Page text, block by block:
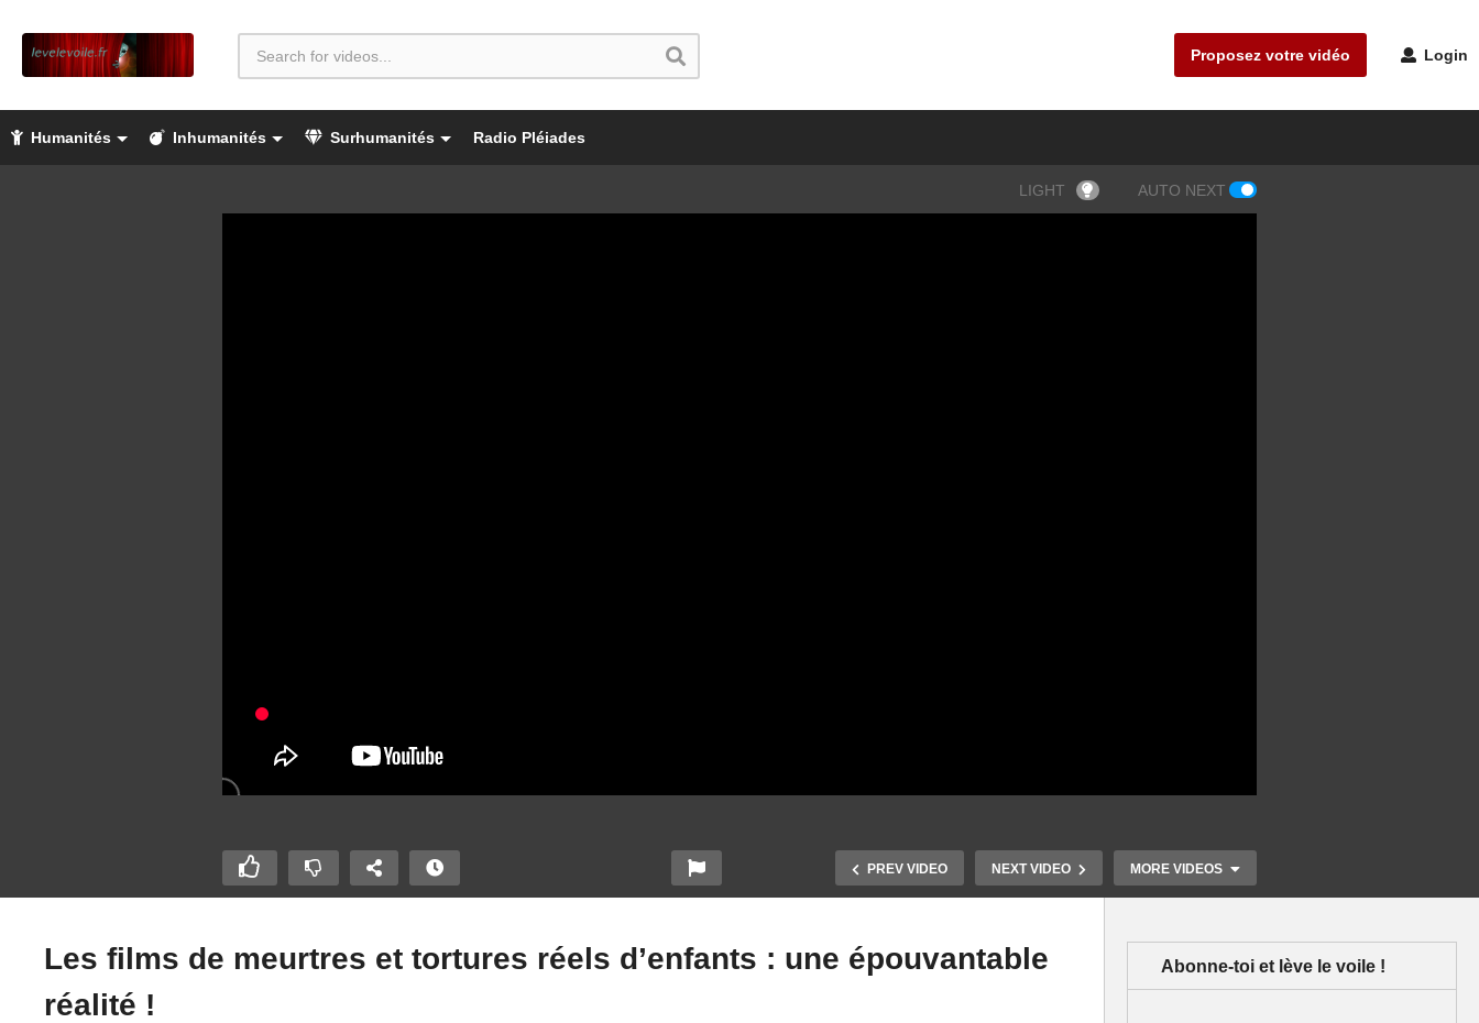
Proposez votre vidéo Login
Humanités Inhumanités Surhumanités Radio Pléiades
LIGHT AUTO NEXT
PREV VIDEO NEXT VIDEO MORE VIDEOS
: le
Pédocriminalité et
Les films de meurtres et tortures réels d’enfants : une épouvantable
réalité !
Abonne-toi et lève le voile !